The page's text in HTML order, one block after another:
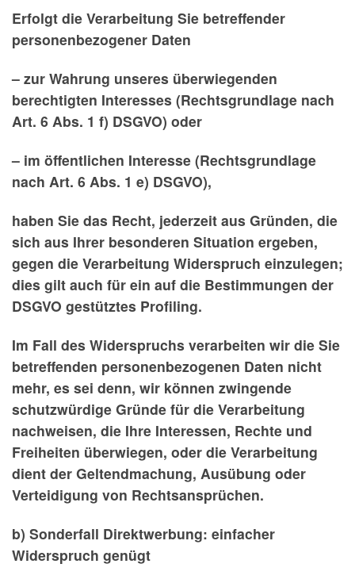
Erfolgt die Verarbeitung Sie betreffender
personenbezogener Daten
– zur Wahrung unseres überwiegenden
berechtigten Interesses (Rechtsgrundlage nach
Art. 6 Abs. 1 f) DSGVO) oder
– im öffentlichen Interesse (Rechtsgrundlage
nach Art. 6 Abs. 1 e) DSGVO),
haben Sie das Recht, jederzeit aus Gründen, die
sich aus Ihrer besonderen Situation ergeben,
gegen die Verarbeitung Widerspruch einzulegen;
dies gilt auch für ein auf die Bestimmungen der
DSGVO gestütztes Profiling.
Im Fall des Widerspruchs verarbeiten wir die Sie
betreffenden personenbezogenen Daten nicht
mehr, es sei denn, wir können zwingende
schutzwürdige Gründe für die Verarbeitung
nachweisen, die Ihre Interessen, Rechte und
Freiheiten überwiegen, oder die Verarbeitung
dient der Geltendmachung, Ausübung oder
Verteidigung von Rechtsansprüchen.
b) Sonderfall Direktwerbung: einfacher
Widerspruch genügt